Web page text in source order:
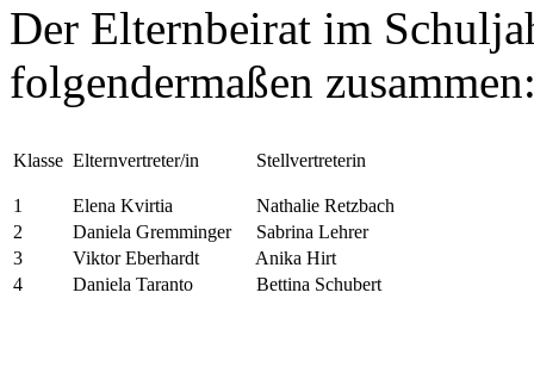
Der Elternbeirat im
folgendermaßen
Klasse Elternvertreter/in Stellvertreterin
1 Elena Kvirtia
Nathalie Retzbach
2
Daniela Gremminger
Sabrina Lehrer
3
Viktor Eberhardt
Anika Hirt
4
Daniela Taranto Bettina Schubert